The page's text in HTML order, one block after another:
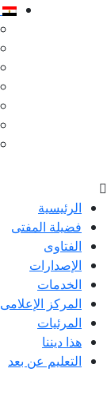
الرئيسية
فضيلة المفتى
الفتاوى
الإصدارات
الخدمات
المركز الإعلامى
المرئيات
هذا ديننا
التعليم عن بعد